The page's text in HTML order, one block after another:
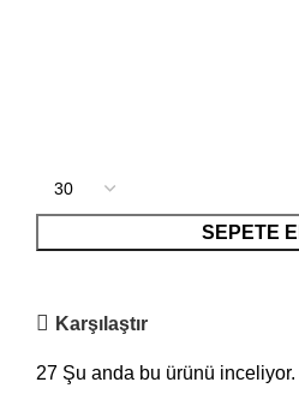
SEPETE
Karşılaştır
27 Şu anda bu ürünü inceliyor.